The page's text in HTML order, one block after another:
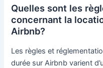
Quelles sont les
concernant la
Airbnb?
Les règles et
durée sur Airbnb varient